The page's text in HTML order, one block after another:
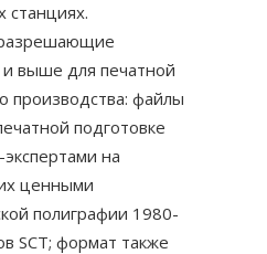
станциях.
выше для печатной
производства: файлы
подготовке
на
ценными
полиграфии 1980-
SCT; формат также